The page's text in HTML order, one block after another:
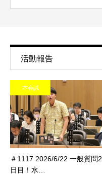
活動報告
本会議
＃1117 2026/6/22 一般質問2
日目！水…